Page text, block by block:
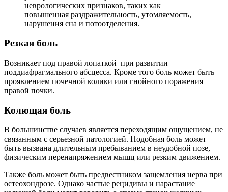
неврологических признаков, таких как
повышенная раздражительность, утомляемость,
нарушения сна и потоотделения.
Резкая боль
Возникает под правой лопаткой при развитии
поддиафрагмального абсцесса. Кроме того боль может быть
проявлением почечной колики или гнойного поражения
правой почки.
Колющая боль
В большинстве случаев является переходящим ощущением, не
связанным с серьезной патологией. Подобная боль может
быть вызвана длительным пребыванием в неудобной позе,
физическим перенапряжением мышц или резким движением.
Также боль может быть предвестником защемления нерва при
остеохондрозе. Однако частые рецидивы и нарастание